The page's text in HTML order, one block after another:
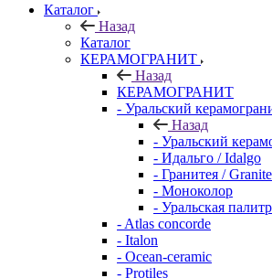
Каталог
Назад
Каталог
КЕРАМОГРАНИТ
Назад
КЕРАМОГРАНИТ
- Уральский
Назад
- Уральский
- Идальго / Idalgo
- Гранитея /
- Моноколор
- Уральская
- Atlas concorde
- Italon
- Ocean-ceramic
- Protiles